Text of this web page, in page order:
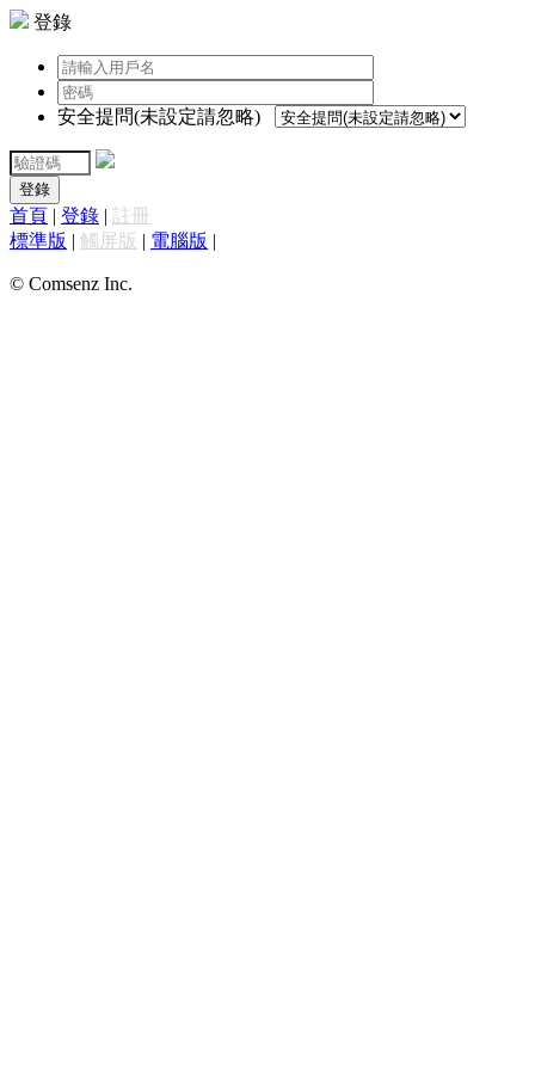
登錄
安全提問(未設定請忽略)
登錄
首頁 | 登錄 | 註冊
標準版 | 觸屏版 | 電腦版 |
© Comsenz Inc.